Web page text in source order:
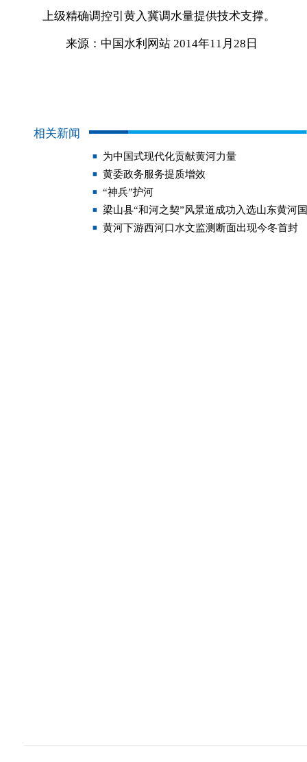
上级精确调控引黄入冀调水量提供技术支撑。
来源：中国水利网站 2014年11月28日
相关新闻
为中国式现代化贡献黄河力量
黄委政务服务提质增效
“神兵”护河
梁山县“和河之契”风景道成功入选山东黄河
黄河下游西河口水文监测断面出现今冬首封